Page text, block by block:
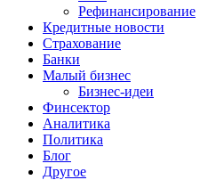
Рефинансирование
Кредитные новости
Страхование
Банки
Малый бизнес
Бизнес-идеи
Финсектор
Аналитика
Политика
Блог
Другое